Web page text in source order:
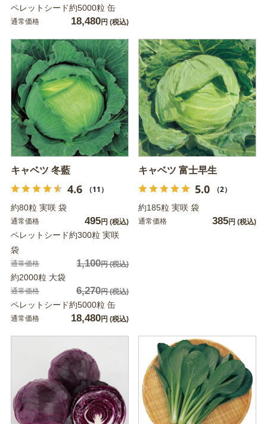
ペレットシード約5000粒 缶
通常価格 18,480円 (税込)
キャベツ 冬藍
4.6 （11）
約80粒 実咲 袋
通常価格 495円 (税込)
ペレットシード約300粒 実咲
袋
通常価格 1,100円(税込)
約2000粒 大袋
通常価格 6,270円(税込)
ペレットシード約5000粒 缶
通常価格 18,480円 (税込)
キャベツ 富士早生
5.0 （2）
約185粒 実咲 袋
通常価格 385円 (税込)